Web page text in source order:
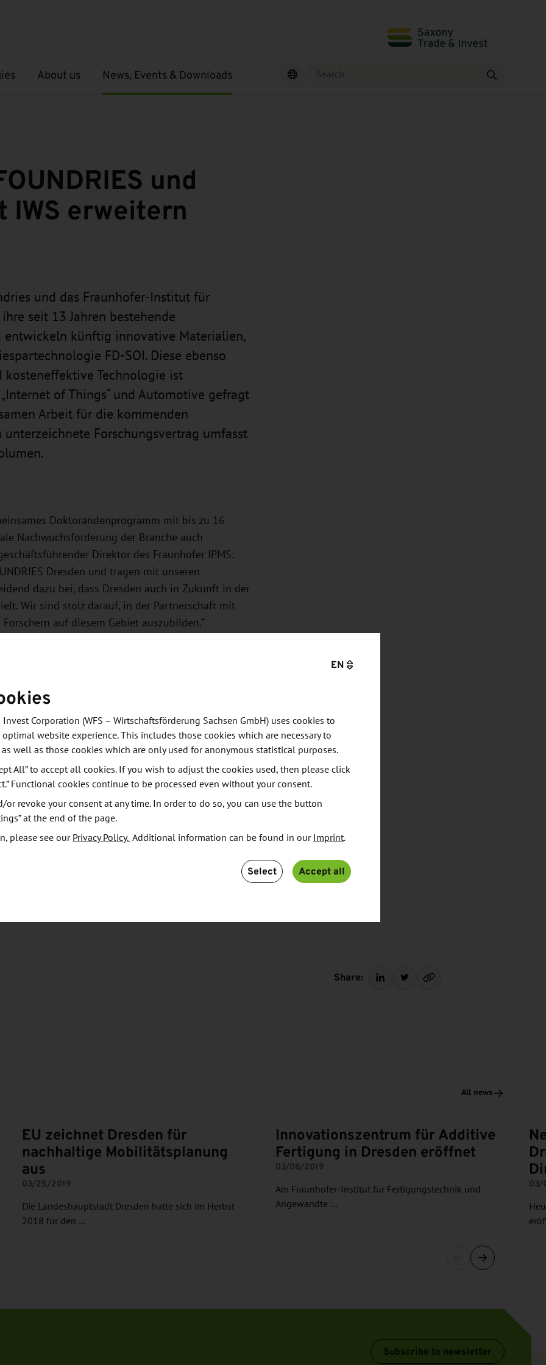
About us
Open submenu News, Events & Downloads
Open submenu Find
und
erweitern
und das Fraunhofer-Institut für
seit 13 Jahren bestehende
künftig innovative Materialien,
FD-SOI. Diese ebenso
Technologie ist
of Things“ und Automotive gefragt
Arbeit für die kommenden
Forschungsvertrag umfasst
Doktorandenprogramm mit bis zu 16
Nachwuchsförderung der Branche auch
Direktor des Fraunhofer IPMS:
Dresden und tragen mit unseren
dazu bei, dass Dresden auch in Zukunft in der
Wir sind stolz darauf, in der Partnerschaft mit
auf diesem Gebiet auszubilden.“
vielen Jahren eng und vertrauensvoll in der
die Weichen gestellt, damit unsere Kooperation
Ausrichtung auf energieeffiziente
Thema ‘Internet der Dinge‘ unterstützt“, erklärte
Dresden. „Gemeinsam wollen
großen Herausforderungen in diesen Bereichen
Medizintechnik, Logistik, sowie Luft- und
tragen.“
IPMS auf ca. 900 m² erweitert und mit
für Bildung und Forschung (BMBF) unterstützt
für die Forschungsfabrik Mikroelektronik
Share:
All news
EU zeichnet Dresden für
nachhaltige Mobilitätsplanung
aus
03/25/2019
Die Landeshauptstadt Dresden hatte sich im Herbst
2018 für den …
Innovationszentrum für Additive
Fertigung in Dresden eröffnet
03/08/2019
Am Fraunhofer-Institut für Fertigungstechnik und
Angewandte …
03/
Subscribe to newsletter
EN
Corporation (WFS – Wirtschaftsförderung Sachsen GmbH) uses cookies to
website experience. This includes those cookies which are necessary to
well as those cookies which are only used for anonymous statistical purposes.
All” to accept all cookies. If you wish to adjust the cookies used, then please click
Functional cookies continue to be processed even without your consent.
or revoke your consent at any time. In order to do so, you can use the button
at the end of the page.
please see our Privacy Policy. Additional information can be found in our Imprint.
Select Accept all